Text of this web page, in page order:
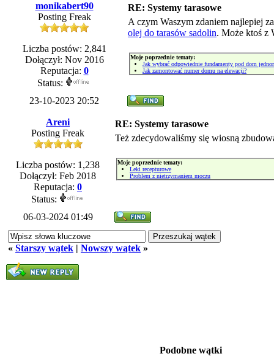
monikabert90
Posting Freak
Liczba postów: 2,841
Dołączył: Nov 2016
Reputacja: 0
Status:
RE: Systemy tarasowe
A czym Waszym zdaniem najlepiej
olej do tarasów sadolin. Może ktoś z
Moje poprzednie tematy:
Jak wybrać odpowiednie fundamenty pod dom
Jak zamontować numer domu na elewacji?
23-10-2023 20:52
Areni
Posting Freak
Liczba postów: 1,238
Dołączył: Feb 2018
Reputacja: 0
Status:
RE: Systemy tarasowe
Też zdecydowaliśmy się wiosną
Moje poprzednie tematy:
Leki recepturowe
Problem z nietrzymaniem moczu
06-03-2024 01:49
« Starszy wątek | Nowszy wątek »
Podobne wątki